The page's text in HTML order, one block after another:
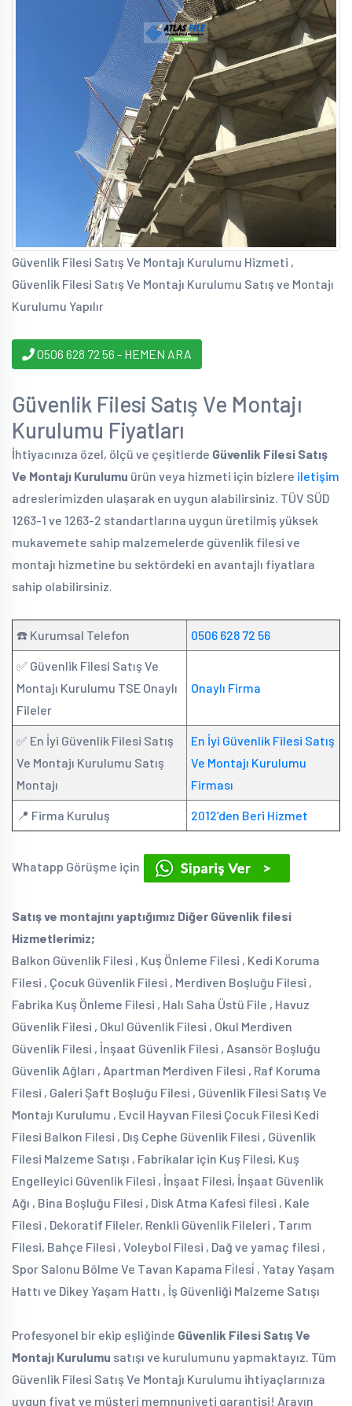
Güvenlik Filesi Satış Ve Montajı Kurulumu Hizmeti ,
Güvenlik Filesi Satış Ve Montajı Kurulumu Satış ve Montajı
Kurulumu Yapılır
0506 628 72 56 - HEMEN ARA
Güvenlik Filesi Satış Ve Montajı
Kurulumu Fiyatları
İhtiyacınıza özel, ölçü ve çeşitlerde Güvenlik Filesi Satış
Ve Montajı Kurulumu ürün veya hizmeti için bizlere iletişim
adreslerimizden ulaşarak en uygun alabilirsiniz. TÜV SÜD
1263-1 ve 1263-2 standartlarına uygun üretilmiş yüksek
mukavemete sahip malzemelerde güvenlik filesi ve
montajı hizmetine bu sektördeki en avantajlı fiyatlara
sahip olabilirsiniz.
☎️ Kurumsal Telefon 0506 628 72 56
✅ Güvenlik Filesi Satış Ve
Montajı Kurulumu TSE Onaylı
Fileler
Onaylı Firma
✅ En İyi Güvenlik Filesi Satış
Ve Montajı Kurulumu Satış
Montajı
En İyi Güvenlik Filesi Satış
Ve Montajı Kurulumu
Firması
📍 Firma Kuruluş 2012’den Beri Hizmet
Whatapp Görüşme için
Satış ve montajını yaptığımız Diğer Güvenlik filesi
Hizmetlerimiz;
Balkon Güvenlik Filesi , Kuş Önleme Filesi , Kedi Koruma
Filesi , Çocuk Güvenlik Filesi , Merdiven Boşluğu Filesi ,
Fabrika Kuş Önleme Filesi , Halı Saha Üstü File , Havuz
Güvenlik Filesi , Okul Güvenlik Filesi , Okul Merdiven
Güvenlik Filesi , İnşaat Güvenlik Filesi , Asansör Boşluğu
Güvenlik Ağları , Apartman Merdiven Filesi , Raf Koruma
Filesi , Galeri Şaft Boşluğu Filesi , Güvenlik Filesi Satış Ve
Montajı Kurulumu , Evcil Hayvan Filesi Çocuk Filesi Kedi
Filesi Balkon Filesi , Dış Cephe Güvenlik Filesi , Güvenlik
Filesi Malzeme Satışı , Fabrikalar için Kuş Filesi, Kuş
Engelleyici Güvenlik Filesi , İnşaat Filesi, İnşaat Güvenlik
Ağı , Bina Boşluğu Filesi , Disk Atma Kafesi filesi , Kale
Filesi , Dekoratif Fileler, Renkli Güvenlik Fileleri , Tarım
Filesi, Bahçe Filesi , Voleybol Filesi , Dağ ve yamaç filesi ,
Spor Salonu Bölme Ve Tavan Kapama Fi̇lesi̇ , Yatay Yaşam
Hattı ve Dikey Yaşam Hattı , İş Güvenliği Malzeme Satışı
Profesyonel bir ekip eşliğinde Güvenlik Filesi Satış Ve
Montajı Kurulumu satışı ve kurulumunu yapmaktayız. Tüm
Güvenlik Filesi Satış Ve Montajı Kurulumu ihtiyaçlarınıza
uygun fiyat ve müşteri memnuniyeti garantisi! Arayın